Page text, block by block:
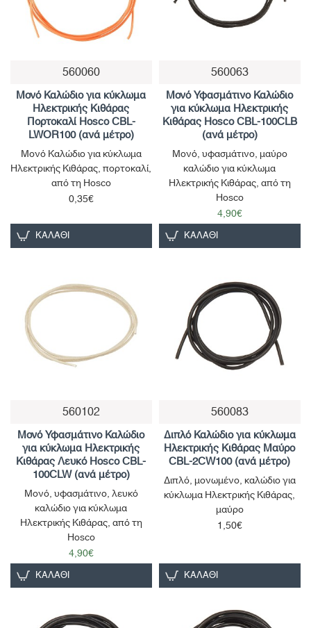
560060
Μονό Καλώδιο για κύκλωμα
Ηλεκτρικής Κιθάρας
Πορτοκαλί Hosco CBL-
LWOR100 (ανά μέτρο)
Μονό Καλώδιο για κύκλωμα
Ηλεκτρικής Κιθάρας, πορτοκαλί,
από τη Hosco
0,35€
ΚΑΛΆΘΙ
560063
Μονό Υφασμάτινο Καλώδιο
για κύκλωμα Ηλεκτρικής
Κιθάρας Hosco CBL-100CLB
(ανά μέτρο)
Μονό, υφασμάτινο, μαύρο
καλώδιο για κύκλωμα
Ηλεκτρικής Κιθάρας, από τη
Hosco
4,90€
ΚΑΛΆΘΙ
560102
Μονό Υφασμάτινο Καλώδιο
για κύκλωμα Ηλεκτρικής
Κιθάρας Λευκό Hosco CBL-
100CLW (ανά μέτρο)
Μονό, υφασμάτινο, λευκό
καλώδιο για κύκλωμα
Ηλεκτρικής Κιθάρας, από τη
Hosco
4,90€
ΚΑΛΆΘΙ
560083
Διπλό Καλώδιο για κύκλωμα
Ηλεκτρικής Κιθάρας Μαύρο
CBL-2CW100 (ανά μέτρο)
Διπλό, μονωμένο, καλώδιο για
κύκλωμα Ηλεκτρικής Κιθάρας,
μαύρο
1,50€
ΚΑΛΆΘΙ